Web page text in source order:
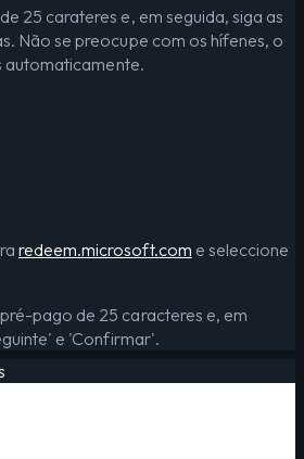
25 carateres e, em seguida, siga as
Não se preocupe com os hífenes, o
automaticamente.
redeem.microsoft.com e seleccione
pago de 25 caracteres e, em
e 'Confirmar'.